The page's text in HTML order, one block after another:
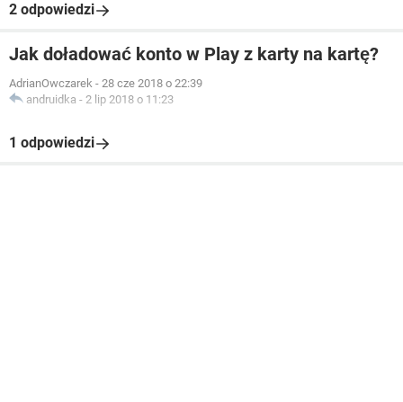
2 odpowiedzi
Jak doładować konto w Play z karty na kartę?
AdrianOwczarek - 28 cze 2018 o 22:39
andruidka - 2 lip 2018 o 11:23
1 odpowiedzi